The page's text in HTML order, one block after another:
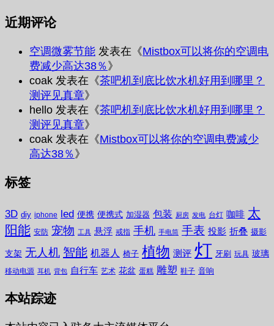
近期评论
空调微雾节能 发表在《Mistbox可以将你的空调电
费减少高达38％ 》
coak 发表在《茶吧机到底比饮水机好用到哪里？
测评见真章》
hello 发表在《茶吧机到底比饮水机好用到哪里？
测评见真章》
coak 发表在《Mistbox可以将你的空调电费减少
高达38％ 》
标签
3D diy iphone led 便携 便携式 加湿器 包装 厨房 发电 台灯 咖啡 太
阳能 安防 宠物 工具 悬浮 戒指 手机 手电筒 手表 投影 折叠 摄影
支架 无人机 智能 机器人 椅子 植物 测评 灯 牙刷 玩具 玻璃
移动电源 耳机 背包 自行车 艺术 花盆 蛋糕 雕塑 鞋子 音响
本站踪迹